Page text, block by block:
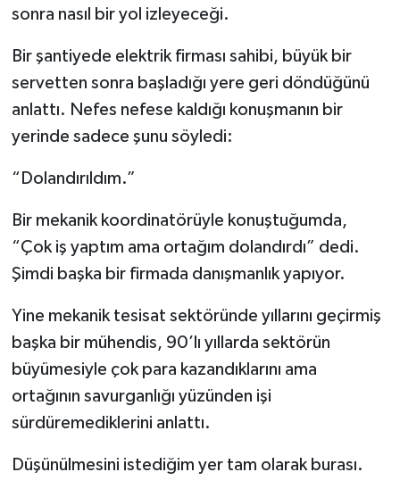
sonra nasıl bir yol izleyeceği.
Bir şantiyede elektrik firması sahibi, büyük bir
servetten sonra başladığı yere geri döndüğünü
anlattı. Nefes nefese kaldığı konuşmanın bir
yerinde sadece şunu söyledi:
“Dolandırıldım.”
Bir mekanik koordinatörüyle konuştuğumda,
“Çok iş yaptım ama ortağım dolandırdı” dedi.
Şimdi başka bir firmada danışmanlık yapıyor.
Yine mekanik tesisat sektöründe yıllarını geçirmiş
başka bir mühendis, 90’lı yıllarda sektörün
büyümesiyle çok para kazandıklarını ama
ortağının savurganlığı yüzünden işi
sürdüremediklerini anlattı.
Düşünülmesini istediğim yer tam olarak burası.